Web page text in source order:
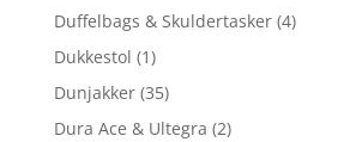
Duffelbags & Skuldertasker (4)
Dukkestol (1)
Dunjakker (35)
Dura Ace & Ultegra (2)